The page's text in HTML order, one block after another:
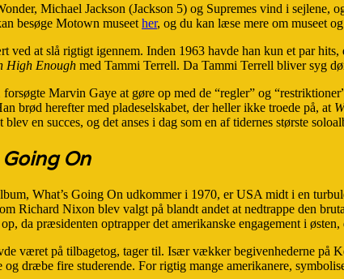
Michael Jackson (Jackson 5) og Supremes vind i
besøge Motown museet her, og du kan læse mere om museet
ved at slå rigtigt igennem. Inden 1963 havde han kun et par
High Enough med Tammi Terrell. Da Tammi Terrell bliver syg
forsøgte Marvin Gaye at gøre op med de “regler” og
brød herefter med pladeselskabet, der heller ikke troede på, at
en succes, og det anses i dag som en af tidernes største
Going On
What’s Going On udkommer i 1970, er USA midt i en
Richard Nixon blev valgt på blandt andet at nedtrappe den
da præsidenten optrapper det amerikanske engagement i
været på tilbagetog, tager til. Især vækker begivenhederne på
og dræbe fire studerende. For rigtig mange amerikanere,